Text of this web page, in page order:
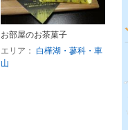
お部屋のお茶菓子
エリア： 白樺湖・蓼科・車
山